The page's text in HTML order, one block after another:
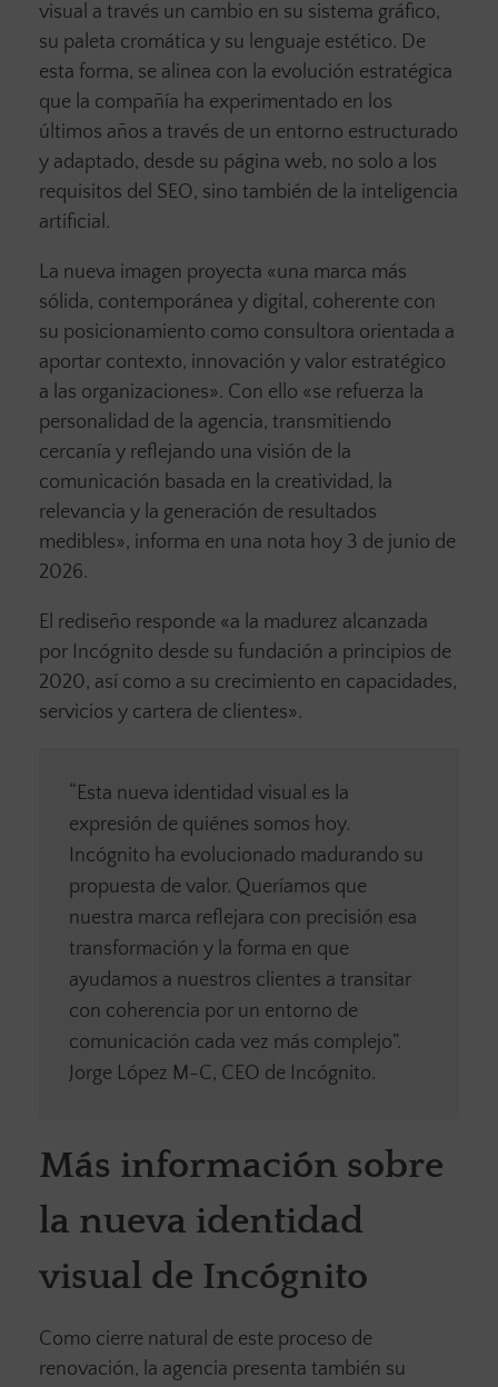
visual a través un cambio en su sistema gráfico,
su paleta cromática y su lenguaje estético. De
esta forma, se alinea con la evolución estratégica
que la compañía ha experimentado en los
últimos años a través de un entorno estructurado
y adaptado, desde su página web, no solo a los
requisitos del SEO, sino también de la inteligencia
artificial.
La nueva imagen proyecta «una marca más
sólida, contemporánea y digital, coherente con
su posicionamiento como consultora orientada a
aportar contexto, innovación y valor estratégico
a las organizaciones». Con ello «se refuerza la
personalidad de la agencia, transmitiendo
cercanía y reflejando una visión de la
comunicación basada en la creatividad, la
relevancia y la generación de resultados
medibles», informa en una nota hoy 3 de junio de
2026.
El rediseño responde «a la madurez alcanzada
por Incógnito desde su fundación a principios de
2020, así como a su crecimiento en capacidades,
servicios y cartera de clientes».
“Esta nueva identidad visual es la
expresión de quiénes somos hoy.
Incógnito ha evolucionado madurando su
propuesta de valor. Queríamos que
nuestra marca reflejara con precisión esa
transformación y la forma en que
ayudamos a nuestros clientes a transitar
con coherencia por un entorno de
comunicación cada vez más complejo”.
Jorge López M-C, CEO de Incógnito.
Más información sobre
la nueva identidad
visual de Incógnito
Como cierre natural de este proceso de
renovación, la agencia presenta también su